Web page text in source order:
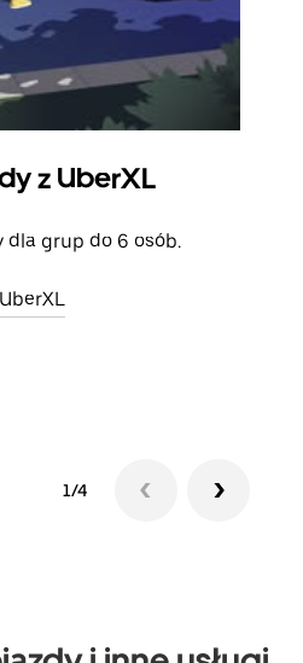
z UberXL
dla grup do 6 osób.
1/4